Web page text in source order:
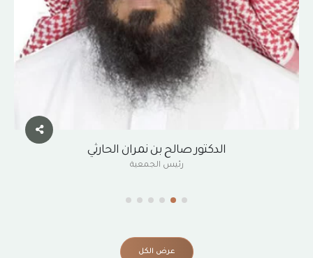
الدكتور صالح بن نمران الحارثي
رئيس الجمعية
عرض الكل